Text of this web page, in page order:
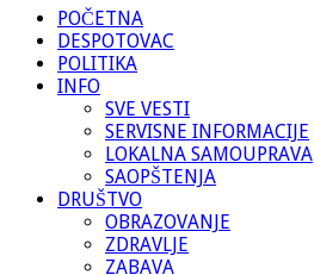
POČETNA
DESPOTOVAC
POLITIKA
INFO
SVE VESTI
SERVISNE INFORMACIJE
LOKALNA SAMOUPRAVA
SAOPŠTENJA
DRUŠTVO
OBRAZOVANJE
ZDRAVLJE
ZABAVA